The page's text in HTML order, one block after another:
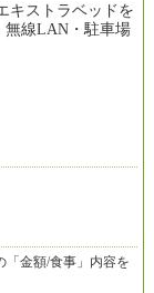
キストラベッドを
無線LAN・駐車場
「金額/食事」内容を